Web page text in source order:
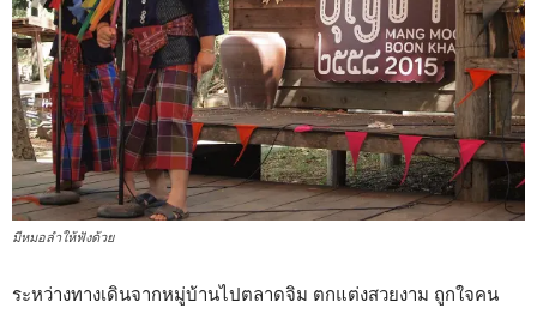
มีหมอลำให้ฟังด้วย
ระหว่างทางเดินจากหมู่บ้านไปตลาดจิม ตกแต่งสวยงาม ถูกใจคน